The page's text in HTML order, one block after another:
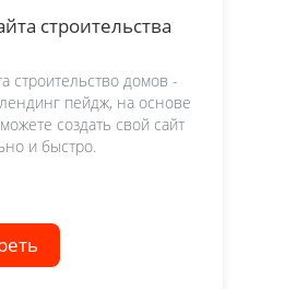
строительства
строительство домов -
пейдж, на основе
создать свой сайт
и быстро.